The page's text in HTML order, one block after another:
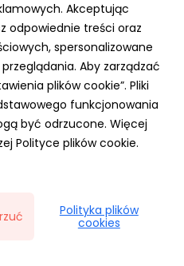
– rusza
MŚP. Za realizację
Rozwoju i
„Cyfrowy Biznes”.
MŚP promuje
Akceptując
odpowiednie treści oraz
spersonalizowane
Aby zarządzać
plików cookie”. Pliki
funkcjonowania
być odrzucone. Więcej
Polityce plików cookie.
Polityka plików
cookies